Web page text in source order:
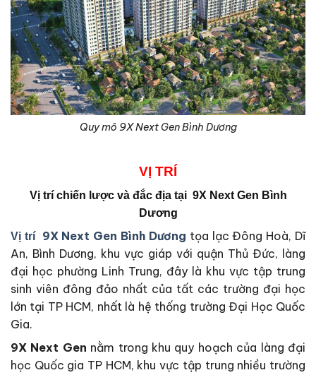
Quy mô 9X Next Gen Bình Dương
VỊ TRÍ
Vị trí chiến lược và đắc địa tại 9X Next Gen Bình
Dương
Vị trí 9X Next Gen Bình Dương tọa lạc Đông Hoà, Dĩ
An, Bình Dương, khu vực giáp với quận Thủ Đức, làng
đại học phường Linh Trung, đây là khu vực tập trung
sinh viên đông đảo nhất của tất các trường đại học
lớn tại TP HCM, nhất là hệ thống trường Đại Học Quốc
Gia.
9X Next Gen nằm trong khu quy hoạch của làng đại
học Quốc gia TP HCM, khu vực tập trung nhiều trường